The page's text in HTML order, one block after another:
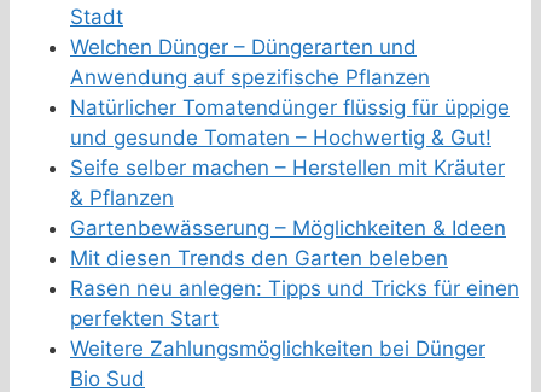
Stadt
Welchen Dünger – Düngerarten und
Anwendung auf spezifische Pflanzen
Natürlicher Tomatendünger flüssig für üppige
und gesunde Tomaten – Hochwertig & Gut!
Seife selber machen – Herstellen mit Kräuter
& Pflanzen
Gartenbewässerung – Möglichkeiten & Ideen
Mit diesen Trends den Garten beleben
Rasen neu anlegen: Tipps und Tricks für einen
perfekten Start
Weitere Zahlungsmöglichkeiten bei Dünger
Bio Sud